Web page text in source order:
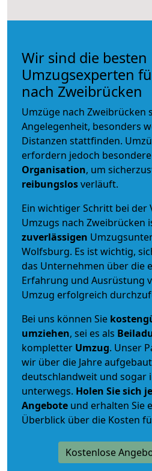
Wir sind die besten
Umzugsexperten
nach Zweibrücken
Umzüge nach Zweibrücken
Angelegenheit, besonders
Distanzen stattfinden.
erfordern jedoch besondere
Organisation, um
reibungslosverläuft.
Ein wichtiger Schritt bei der
Umzugs nach Zweibrücken
zuverlässigen
Wolfsburg. Es ist wichtig,
das Unternehmen über die
Erfahrung und Ausrüstung
Umzug erfolgreich
Bei uns können Sie
umziehen, sei es als
kompletter Umzug. Unser
wir über die Jahre
deutschlandweit und sogar
unterwegs. Holen Sie sich
Angebote und erhalten Sie
Überblick über die Kosten
Kostenlose